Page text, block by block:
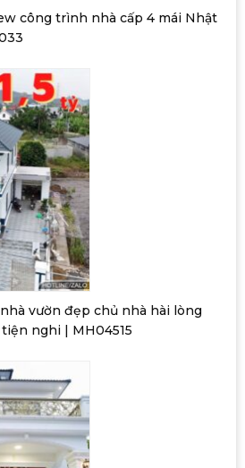
công trình nhà cấp 4 mái Nhật
vườn đẹp chủ nhà hài lòng
nghi | MH04515